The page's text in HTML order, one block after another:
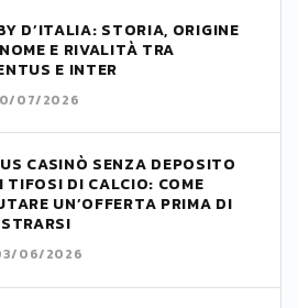
D’ITALIA: STORIA, ORIGINE
E RIVALITÀ TRA
E INTER
07/2026
CASINÒ SENZA DEPOSITO
TIFOSI DI CALCIO: COME
UN’OFFERTA PRIMA DI
06/2026